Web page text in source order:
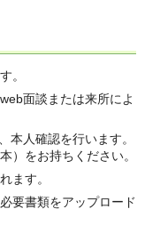
。
面談または来所によ
本人確認を行います。
）をお持ちください。
ます。
要書類をアップロード